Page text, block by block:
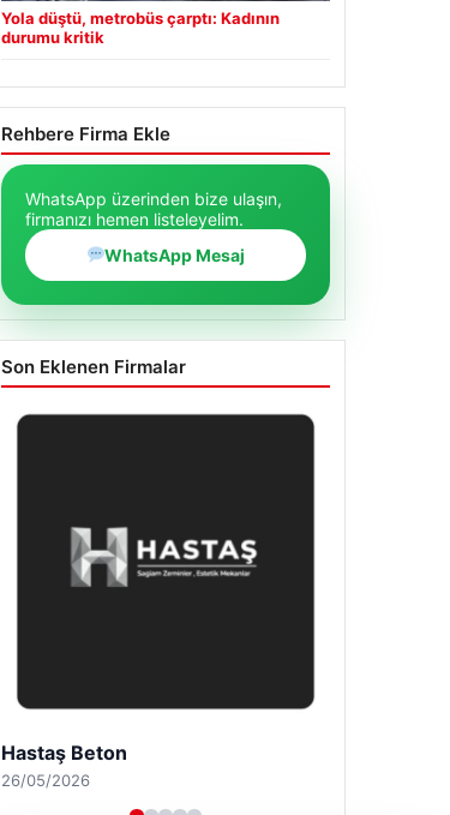
Yola düştü, metrobüs çarptı: Kadının
durumu kritik
Rehbere Firma Ekle
WhatsApp üzerinden bize ulaşın,
firmanızı hemen listeleyelim.
WhatsApp Mesaj
Son Eklenen Firmalar
Hastaş Beton
26/05/2026